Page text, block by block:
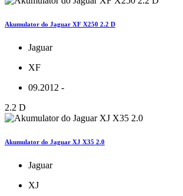
Akumulator do Jaguar XF X250 2.2 D
Jaguar
XF
09.2012 -
2.2 D
Akumulator do Jaguar XJ X35 2.0
Jaguar
XJ